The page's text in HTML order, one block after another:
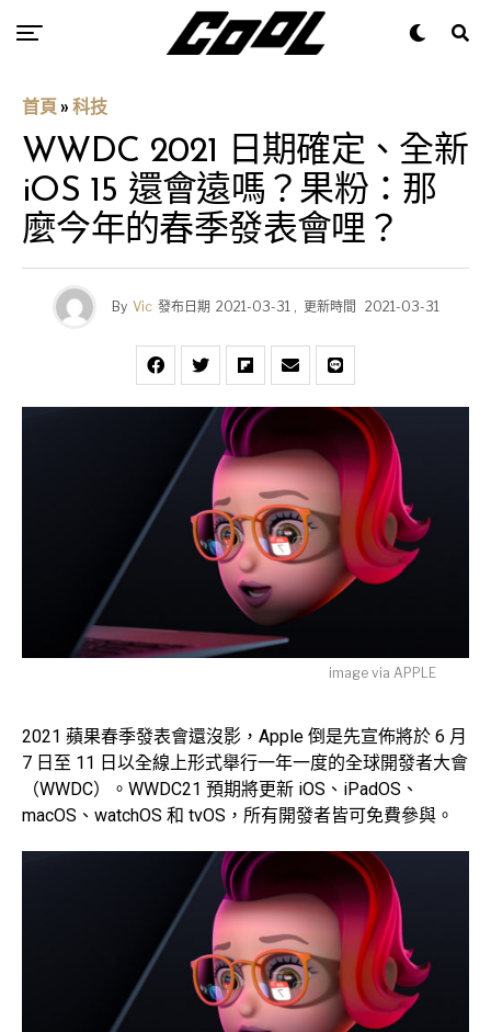
首頁 » 科技
WWDC 2021 日期確定、全新
iOS 15 還會遠嗎？果粉：那
麼今年的春季發表會哩？
By Vic 發布日期 2021-03-31, 更新時間 2021-03-31
image via APPLE
2021 蘋果春季發表會還沒影，Apple 倒是先宣佈將於 6 月
7 日至 11 日以全線上形式舉行一年一度的全球開發者大會
（WWDC）。WWDC21 預期將更新 iOS、iPadOS、
macOS、watchOS 和 tvOS，所有開發者皆可免費參與。